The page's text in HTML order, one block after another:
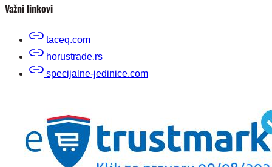
Važni linkovi
taceq.com
horustrade.rs
specijalne-jedinice.com